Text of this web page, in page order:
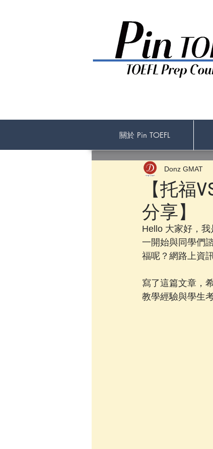
關於 Pin TOEFL
【托福
分享】
Donz GMAT
Hello 大家好，
一開始與同學們
福呢？網路上資
寫了這篇文章，
教學經驗與學生